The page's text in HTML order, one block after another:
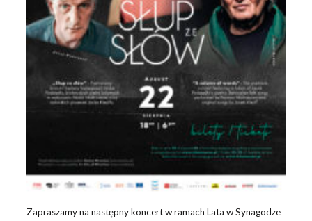
Zapraszamy na następny koncert w ramach Lata w Synagodze